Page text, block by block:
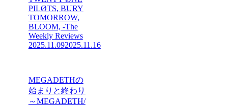
PILØTS, BURY
TOMORROW,
BLOOM, -The
Weekly Reviews
2025.11.092025.11.16
MEGADETHの
始まりと終わり
～MEGADETH/